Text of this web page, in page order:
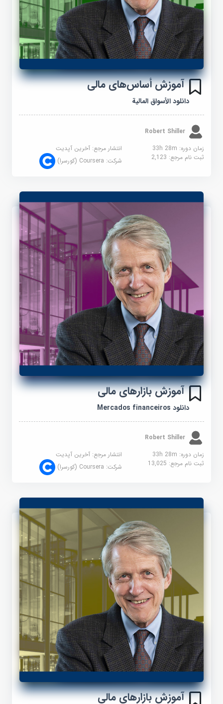
آموزش أساس‌های مالی
دانلود الأسواق المالية
Robert Shiller
زمان دوره: 33h 28m
انتشار مرجع:آخرین آپدیت
ثبت نام مرجع:2,123 شرکت:Coursera (کورسرا)
آموزش بازارهای مالی
دانلود Mercados financeiros
Robert Shiller
زمان دوره: 33h 28m
انتشار مرجع:آخرین آپدیت
ثبت نام مرجع:13,025 شرکت:Coursera (کورسرا)
آموزش بازارهای مالی